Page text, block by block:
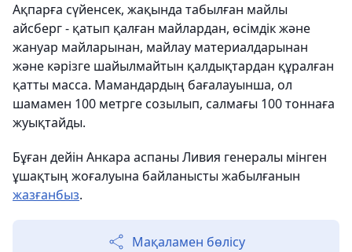
Ақпарға сүйенсек, жақында табылған майлы
айсберг - қатып қалған майлардан, өсімдік және
жануар майларынан, майлау материалдарынан
және кәрізге шайылмайтын қалдықтардан құралған
қатты масса. Мамандардың бағалауынша, ол
шамамен 100 метрге созылып, салмағы 100 тоннаға
жуықтайды.
Бұған дейін Анкара аспаны Ливия генералы мінген
ұшақтың жоғалуына байланысты жабылғанын
жазғанбыз.
Мақаламен бөлісу